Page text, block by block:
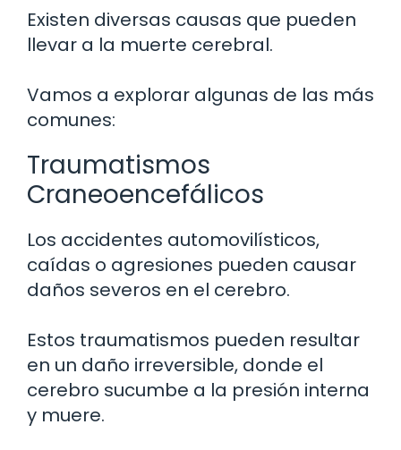
Existen diversas causas que pueden
llevar a la muerte cerebral.
Vamos a explorar algunas de las más
comunes:
Traumatismos
Craneoencefálicos
Los accidentes automovilísticos,
caídas o agresiones pueden causar
daños severos en el cerebro.
Estos traumatismos pueden resultar
en un daño irreversible, donde el
cerebro sucumbe a la presión interna
y muere.